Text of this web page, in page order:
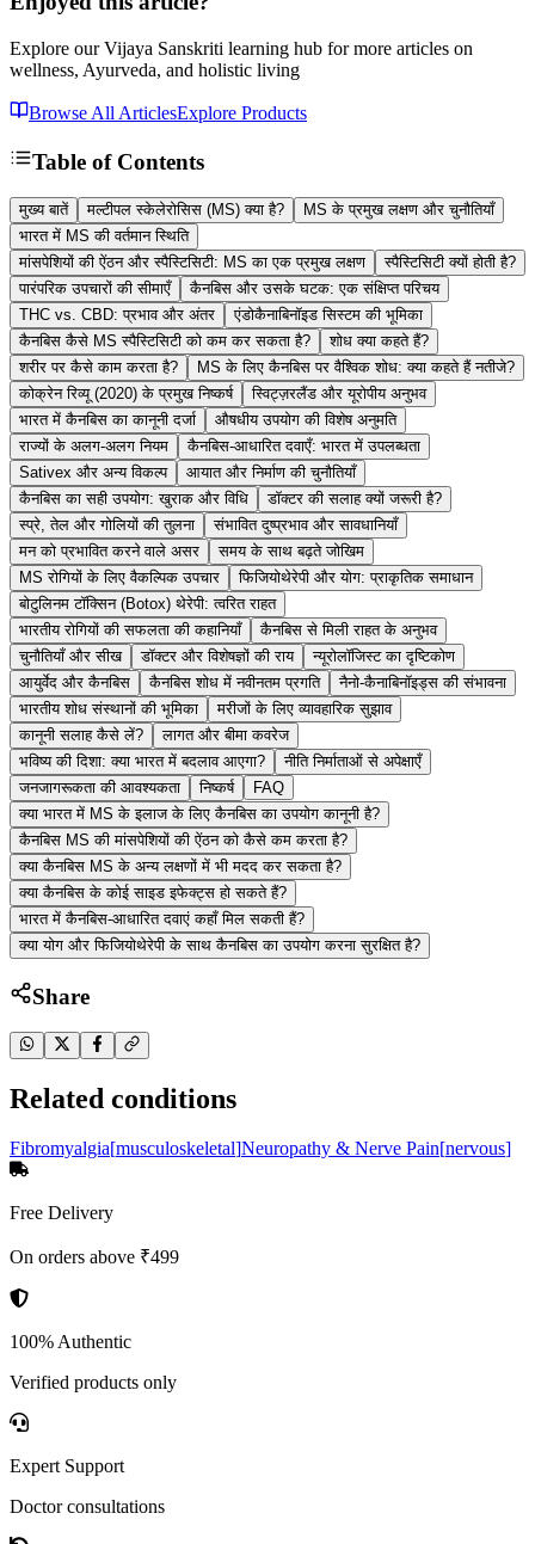
Explore our Vijaya Sanskriti learning hub for more articles on
wellness, Ayurveda, and holistic living
Browse All ArticlesExplore Products
Table of Contents
मुख्य बातें मल्टीपल स्केलेरोसिस (MS) क्या है?
MS के प्रमुख लक्षण और चुनौतियाँ
भारत में MS की वर्तमान स्थिति
मांसपेशियों की ऐंठन और स्पैस्टिसिटी: MS का एक प्रमुख लक्षण
स्पैस्टिसिटी क्यों होती है?
पारंपरिक उपचारों की सीमाएँ
कैनबिस और उसके घटक: एक संक्षिप्त परिचय
THC vs. CBD: प्रभाव और अंतर
एंडोकैनाबिनॉइड सिस्टम की भूमिका
कैनबिस कैसे MS स्पैस्टिसिटी को कम कर सकता है?
शोध क्या कहते हैं?
शरीर पर कैसे काम करता है?
MS के लिए कैनबिस पर वैश्विक शोध: क्या कहते हैं नतीजे?
कोक्रेन रिव्यू (2020) के प्रमुख निष्कर्ष
स्विट्ज़रलैंड और यूरोपीय अनुभव
भारत में कैनबिस का कानूनी दर्जा
औषधीय उपयोग की विशेष अनुमति
राज्यों के अलग-अलग नियम
कैनबिस-आधारित दवाएँ: भारत में उपलब्धता
Sativex और अन्य विकल्प
आयात और निर्माण की चुनौतियाँ
कैनबिस का सही उपयोग: खुराक और विधि
डॉक्टर की सलाह क्यों जरूरी है?
स्प्रे, तेल और गोलियों की तुलना
संभावित दुष्प्रभाव और सावधानियाँ
मन को प्रभावित करने वाले असर
समय के साथ बढ़ते जोखिम
MS रोगियों के लिए वैकल्पिक उपचार
फिजियोथेरेपी और योग: प्राकृतिक समाधान
बोटुलिनम टॉक्सिन (Botox) थेरेपी: त्वरित राहत
भारतीय रोगियों की सफलता की कहानियाँ
कैनबिस से मिली राहत के अनुभव
चुनौतियाँ और सीख
डॉक्टर और विशेषज्ञों की राय
न्यूरोलॉजिस्ट का दृष्टिकोण
आयुर्वेद और कैनबिस
कैनबिस शोध में नवीनतम प्रगति
नैनो-कैनाबिनॉइड्स की संभावना
भारतीय शोध संस्थानों की भूमिका
मरीजों के लिए व्यावहारिक सुझाव
कानूनी सलाह कैसे लें?
लागत और बीमा कवरेज
भविष्य की दिशा: क्या भारत में बदलाव आएगा?
नीति निर्माताओं से अपेक्षाएँ
जनजागरूकता की आवश्यकता
निष्कर्ष
FAQ
क्या भारत में MS के इलाज के लिए कैनबिस का उपयोग कानूनी है?
कैनबिस MS की मांसपेशियों की ऐंठन को कैसे कम करता है?
क्या कैनबिस MS के अन्य लक्षणों में भी मदद कर सकता है?
क्या कैनबिस के कोई साइड इफेक्ट्स हो सकते हैं?
भारत में कैनबिस-आधारित दवाएं कहाँ मिल सकती हैं?
क्या योग और फिजियोथेरेपी के साथ कैनबिस का उपयोग करना सुरक्षित है?
Share
Related conditions
Fibromyalgia[musculoskeletal]Neuropathy & Nerve Pain[nervous]
Free Delivery
On orders above ₹499
100% Authentic
Verified products only
Expert Support
Doctor consultations